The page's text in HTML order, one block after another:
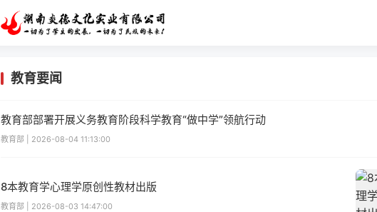
教育要闻
教育部部署开展义务教育阶段科学教育“做中学”领航行动
教育部 | 2026-08-04 11:13:00
8本教育学心理学原创性教材出版
教育部 | 2026-08-03 14:47:00